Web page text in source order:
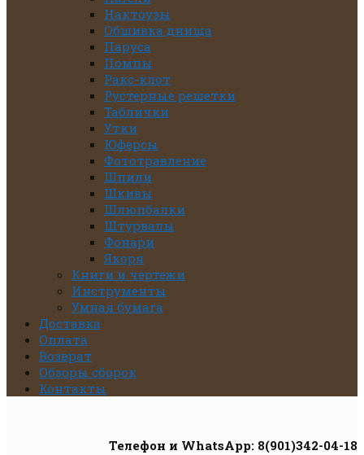
Нактоузы
Обшивка днища
Паруса
Помпы
Ракс-клот
Рустерные решетки
Таблички
Утки
Юферсы
Фототравление
Шпили
Шкивы
Шлюпбалки
Штурвалы
Фонари
Якоря
Книги и чертежи
Инструменты
Умная бумага
Доставка
Оплата
Возврат
Обзоры сборок
Контакты
Телефон и WhatsApp: 8(901)342-04-18